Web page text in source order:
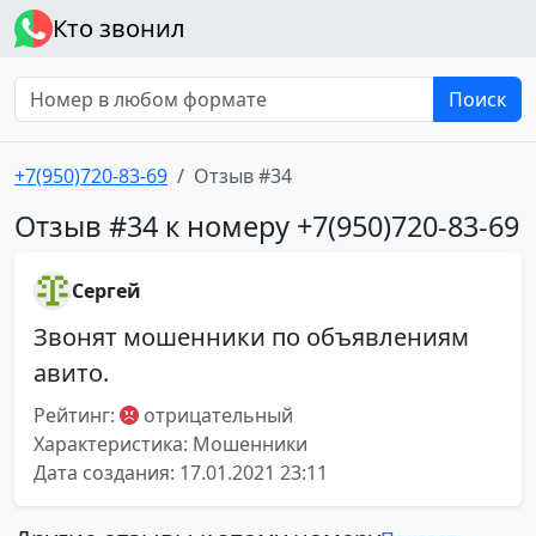
Кто звонил
Поиск
+7(950)720-83-69 Отзыв #34
Отзыв #34 к номеру +7(950)720-83-69
Сергей
Звонят мошенники по объявлениям
авито.
Рейтинг:
отрицательный
Характеристика: Мошенники
Дата создания: 17.01.2021 23:11